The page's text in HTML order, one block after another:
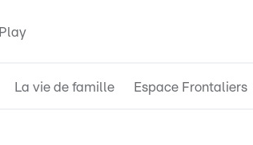
Play
La vie de famille Espace Frontaliers